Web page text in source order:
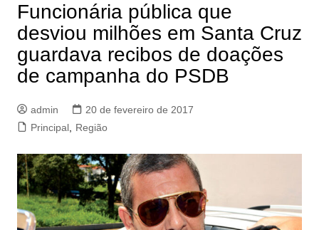
Funcionária pública que
desviou milhões em Santa Cruz
guardava recibos de doações
de campanha do PSDB
admin
20 de fevereiro de 2017
Principal, Região